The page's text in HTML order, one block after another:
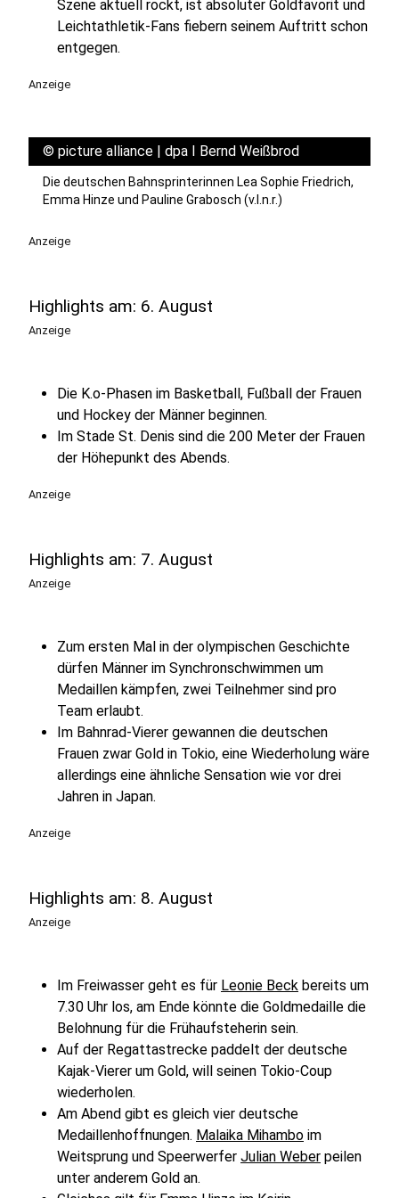
Szene aktuell rockt, ist absoluter Goldfavorit und
Leichtathletik-Fans fiebern seinem Auftritt schon
entgegen.
Anzeige
© picture alliance | dpa I Bernd Weißbrod
Die deutschen Bahnsprinterinnen Lea Sophie Friedrich,
Emma Hinze und Pauline Grabosch (v.l.n.r.)
Anzeige
Highlights am: 6. August
Anzeige
Die K.o-Phasen im Basketball, Fußball der Frauen
und Hockey der Männer beginnen.
Im Stade St. Denis sind die 200 Meter der Frauen
der Höhepunkt des Abends.
Anzeige
Highlights am: 7. August
Anzeige
Zum ersten Mal in der olympischen Geschichte
dürfen Männer im Synchronschwimmen um
Medaillen kämpfen, zwei Teilnehmer sind pro
Team erlaubt.
Im Bahnrad-Vierer gewannen die deutschen
Frauen zwar Gold in Tokio, eine Wiederholung wäre
allerdings eine ähnliche Sensation wie vor drei
Jahren in Japan.
Anzeige
Highlights am: 8. August
Anzeige
Im Freiwasser geht es für Leonie Beck bereits um
7.30 Uhr los, am Ende könnte die Goldmedaille die
Belohnung für die Frühaufsteherin sein.
Auf der Regattastrecke paddelt der deutsche
Kajak-Vierer um Gold, will seinen Tokio-Coup
wiederholen.
Am Abend gibt es gleich vier deutsche
Medaillenhoffnungen. Malaika Mihambo im
Weitsprung und Speerwerfer Julian Weber peilen
unter anderem Gold an.